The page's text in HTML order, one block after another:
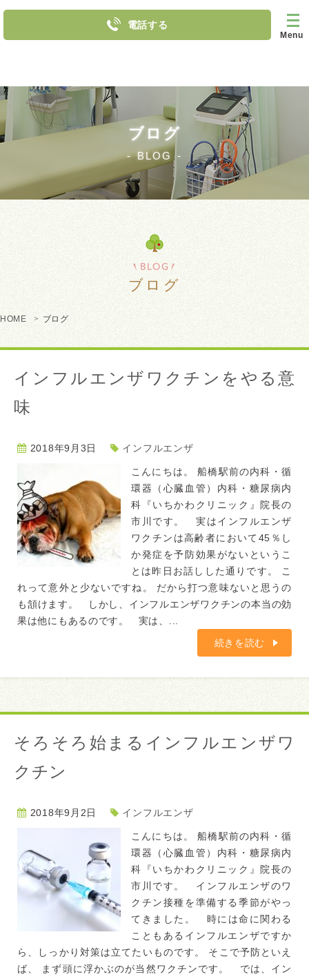
電話する
Menu
ブログ
BLOG
BLOG
ブログ
HOME ブログ
インフルエンザワクチンをやる意
味
2018年9月3日 インフルエンザ
こんにちは。 船橋駅前の内科・循
環器（心臓血管）内科・糖尿病内
科『いちかわクリニック』院長の
市川です。 実はインフルエンザ
ワクチンは高齢者において45％し
か発症を予防効果がないというこ
とは昨日お話しした通りです。 こ
れって意外と少ないですね。 だから打つ意味ないと思うの
も頷けます。 しかし、インフルエンザワクチンの本当の効
果は他にもあるのです。 実は、...
続きを読む
そろそろ始まるインフルエンザワ
クチン
2018年9月2日 インフルエンザ
こんにちは。 船橋駅前の内科・循
環器（心臓血管）内科・糖尿病内
科『いちかわクリニック』院長の
市川です。 インフルエンザのワ
クチン接種を準備する季節がやっ
てきました。 時には命に関わる
こともあるインフルエンザですか
ら、しっかり対策は立てたいものです。 そこで予防といえ
ば、 まず頭に浮かぶのが当然ワクチンです。 では、イン